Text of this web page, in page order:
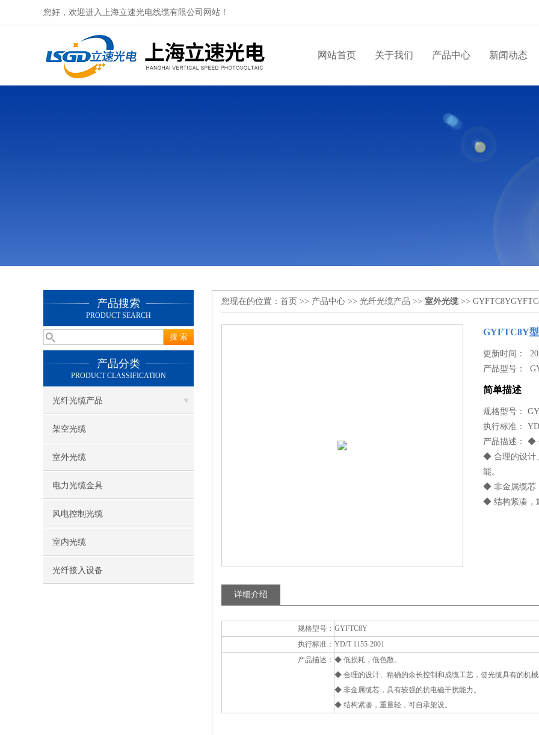
您好，欢迎进入上海立速光电线缆有限公司网站！
网站首页 关于我们 产品中心 新闻动态
产品搜索
PRODUCT SEARCH
产品分类
PRODUCT CLASSIFICATION
光纤光缆产品
架空光缆
室外光缆
电力光缆金具
风电控制光缆
室内光缆
光纤接入设备
您现在的位置： 首页 >> 产品中心 >> 光纤光缆产品 >> 室外光缆>>
GYFTC8Y
更新时间：
产品型号：
简单描述
规格型号：
执行标准：
产品描述： ◆
◆ 合理的设计
能。
◆ 非金属缆芯
◆ 结构紧凑，
详细介绍
规格型号： GYFTC8Y
执行标准： YD/T 1155-2001
产品描述： ◆ 低损耗，低色散。
◆ 合理的设计、精确的余长控制和成缆工艺，使光缆具有的机械
◆ 非金属缆芯，具有较强的抗电磁干扰能力。
◆ 结构紧凑，重量轻，可自承架设。